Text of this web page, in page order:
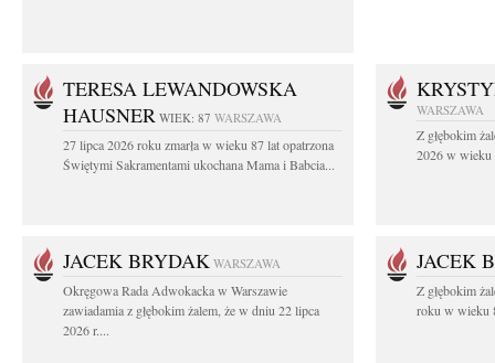
TERESA LEWANDOWSKA
HAUSNER WIEK: 87 WARSZAWA
27 lipca 2026 roku zmarła w wieku 87 lat opatrzona
Świętymi Sakramentami ukochana Mama i Babcia...
WARSZAWA
Z głębokim
2026 w wieku
JACEK BRYDAK WARSZAWA
Okręgowa Rada Adwokacka w Warszawie
zawiadamia z głębokim żalem, że w dniu 22 lipca
2026 r....
JACEK
Z głębokim
roku w wieku